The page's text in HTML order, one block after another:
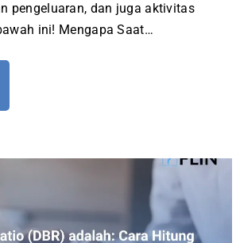
pengeluaran, dan juga aktivitas
ini! Mengapa Saat…